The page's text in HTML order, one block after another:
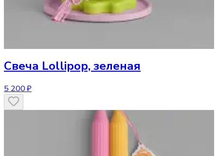
Свеча Lollipop, зеленая
5 200 ₽